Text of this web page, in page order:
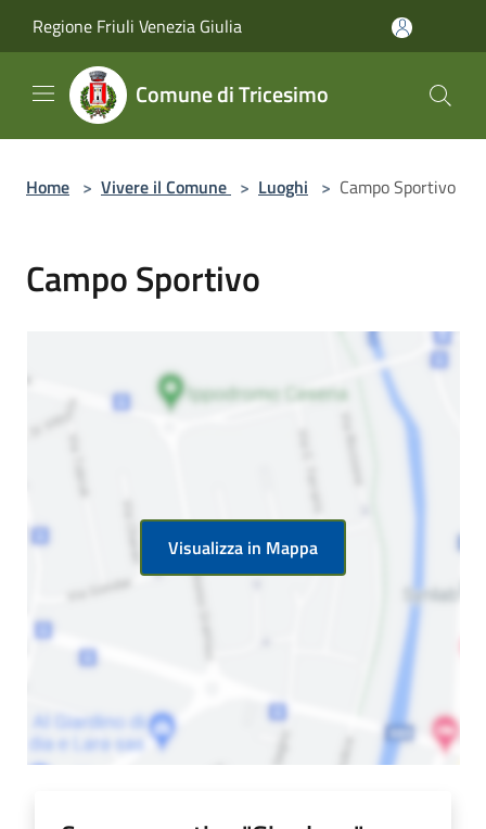
Regione Friuli Venezia Giulia
Comune di Tricesimo
Home > Vivere il Comune > Luoghi > Campo Sportivo
Campo Sportivo
Visualizza in Mappa